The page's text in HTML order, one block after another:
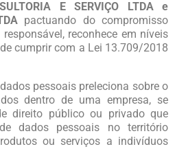
E SERVIÇO LTDA e
pactuando do compromisso
reconhece em níveis
cumprir com a Lei 13.709/2018
pessoais preleciona sobre o
dentro de uma empresa, se
direito público ou privado que
dados pessoais no território
ou serviços a indivíduos